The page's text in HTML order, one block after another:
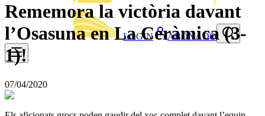
LOGIN ABONADO
Rememora la victòria davant
l’Osasuna en La Ceràmica (3-
1)!
07/04/2020